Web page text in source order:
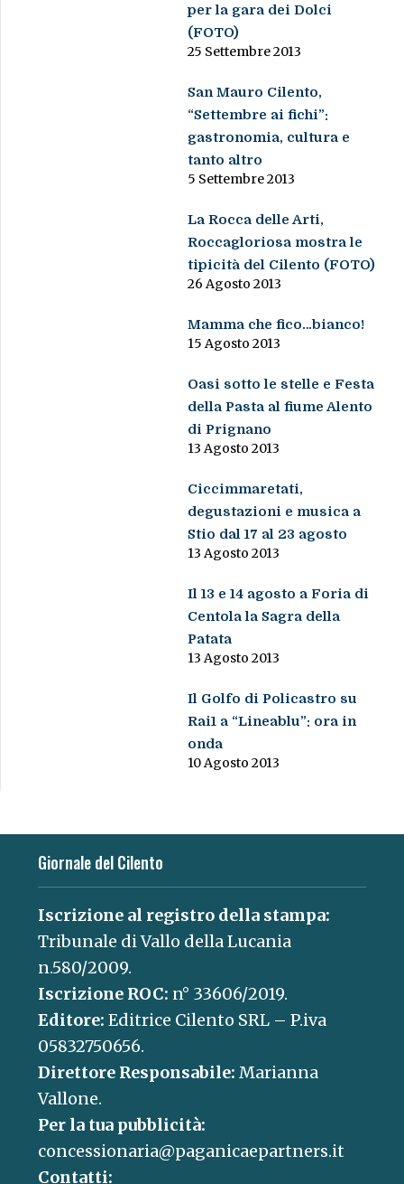
per la gara dei Dolci
(FOTO)
25 Settembre 2013
San Mauro Cilento,
“Settembre ai fichi”:
gastronomia, cultura e
tanto altro
5 Settembre 2013
La Rocca delle Arti,
Roccagloriosa mostra le
tipicità del Cilento (FOTO)
26 Agosto 2013
Mamma che fico…bianco!
15 Agosto 2013
Oasi sotto le stelle e Festa
della Pasta al fiume Alento
di Prignano
13 Agosto 2013
Ciccimmaretati,
degustazioni e musica a
Stio dal 17 al 23 agosto
13 Agosto 2013
Il 13 e 14 agosto a Foria di
Centola la Sagra della
Patata
13 Agosto 2013
Il Golfo di Policastro su
Rai1 a “Lineablu”: ora in
onda
10 Agosto 2013
Giornale del Cilento
Iscrizione al registro della stampa:
Tribunale di Vallo della Lucania
n.580/2009.
Iscrizione ROC: n° 33606/2019.
Editore: Editrice Cilento SRL – P.iva
05832750656.
Direttore Responsabile: Marianna
Vallone.
Per la tua pubblicità:
concessionaria@paganicaepartners.it
Contatti: